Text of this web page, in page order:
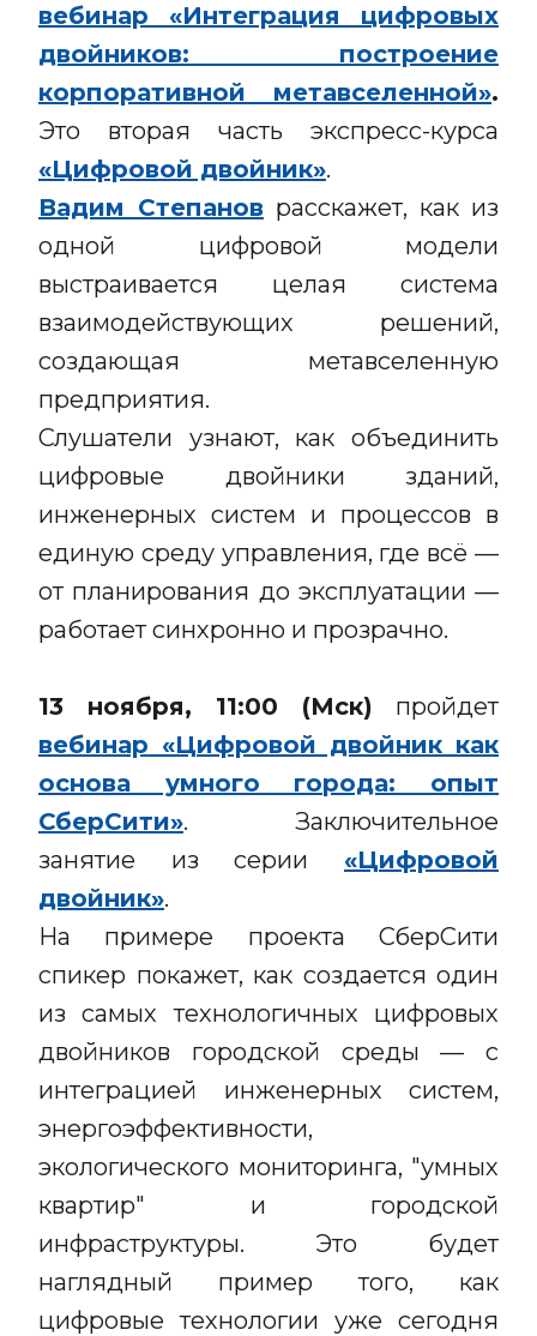
вебинар «Интеграция цифровых
двойников: построение
корпоративной метавселенной».
Это вторая часть экспресс-курса
«Цифровой двойник».
Вадим Степанов расскажет, как из
одной цифровой модели
выстраивается целая система
взаимодействующих решений,
создающая метавселенную
предприятия.
Слушатели узнают, как объединить
цифровые двойники зданий,
инженерных систем и процессов в
единую среду управления, где всё —
от планирования до эксплуатации —
работает синхронно и прозрачно.
13 ноября, 11:00 (Мск) пройдет
вебинар «Цифровой двойник как
основа умного города: опыт
СберСити». Заключительное
занятие из серии «Цифровой
двойник».
На примере проекта СберСити
спикер покажет, как создается один
из самых технологичных цифровых
двойников городской среды — с
интеграцией инженерных систем,
энергоэффективности,
экологического мониторинга, "умных
квартир" и городской
инфраструктуры. Это будет
наглядный пример того, как
цифровые технологии уже сегодня